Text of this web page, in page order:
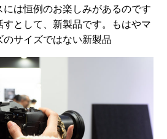
には恒例のお楽しみがあるのです
すとして、新製品です。もはやマ
のサイズではない新製品